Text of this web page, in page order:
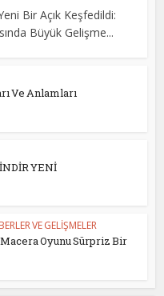
Bir Açık Keşfedildi:
Büyük Gelişme...
Ve Anlamları
YENİ
VE GELİŞMELER
Macera Oyunu Sürpriz Bir